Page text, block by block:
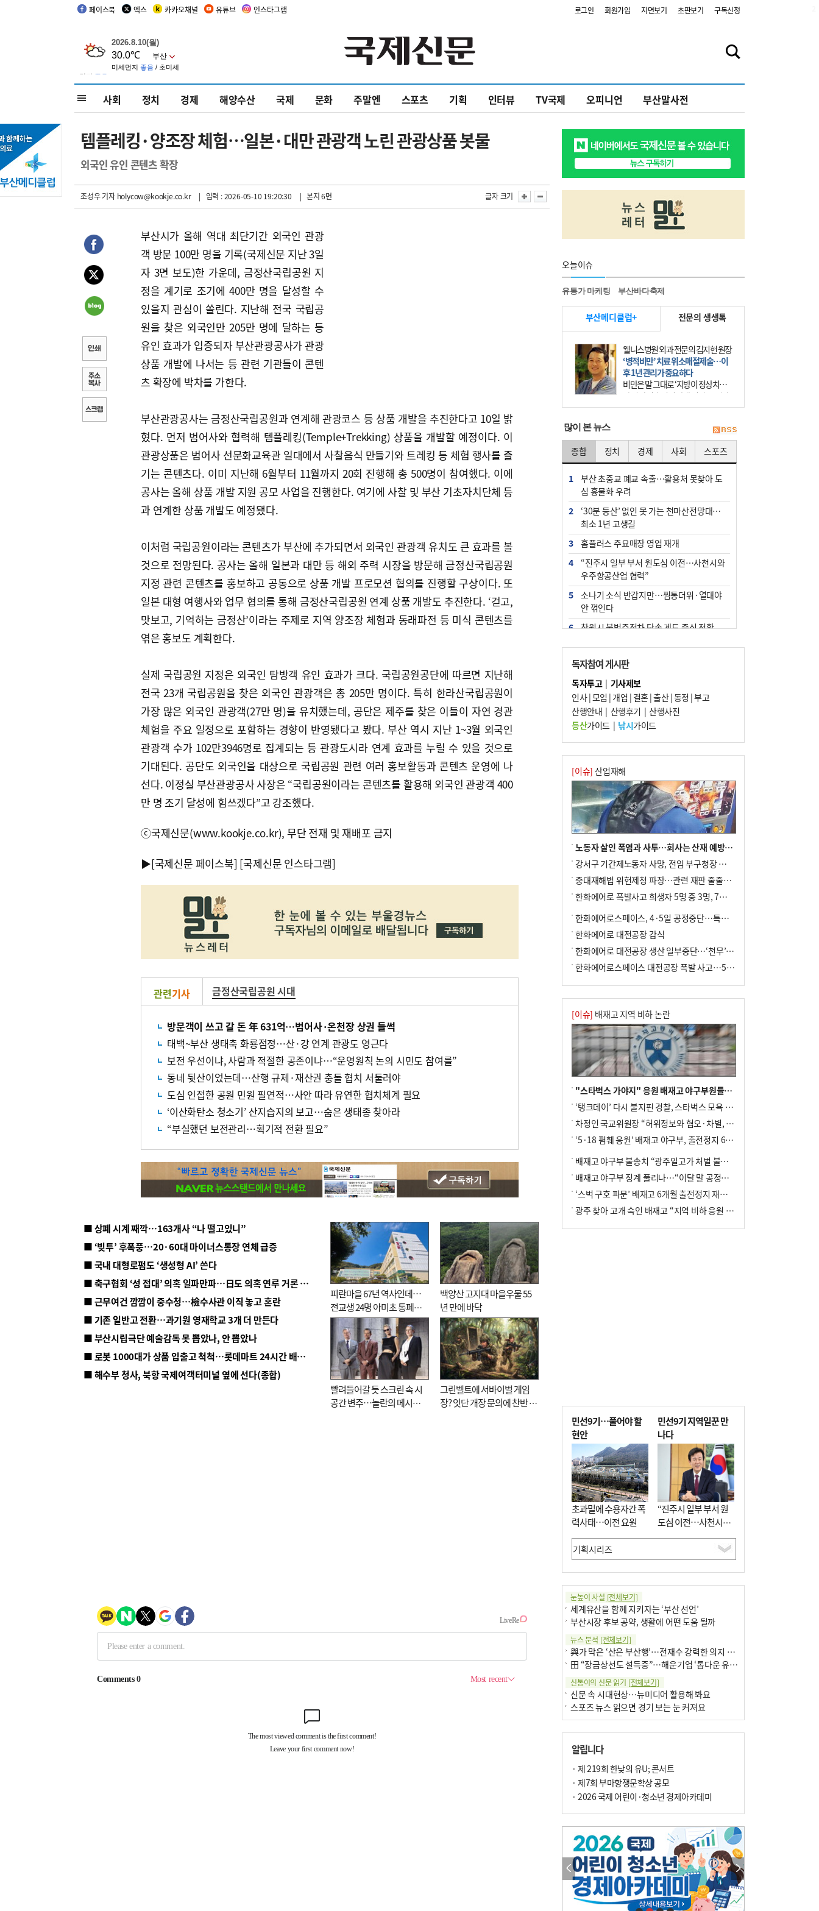
페이스북 엑스 카카오채널 유튜브 인스타그램 로그인 회원가입 지면보기 초판보기 구독신청
사회 정치 경제 해양수산 국제 문화 주말엔 스포츠 기획 인터뷰 TV국제 오피니언 부산말사전
템플레킹·양조장 체험…일본·대만 관광객 노린 관광상품 봇물
외국인 유인 콘텐츠 확장
조성우 기자holycow@kookje.co.kr | 입력 : 2026-05-10 19:20:30 | 본지 6면 글자 크기
부산시가 올해 역대 최단기간 외국인 관광
객 방문 100만 명을 기록(국제신문 지난 3일
자 3면 보도)한 가운데, 금정산국립공원 지
정을 계기로 조기에 400만 명을 달성할 수
있을지 관심이 쏠린다. 지난해 전국 국립공
원을 찾은 외국인만 205만 명에 달하는 등
유인 효과가 입증되자 부산관광공사가 관광
상품 개발에 나서는 등 관련 기관들이 콘텐
츠 확장에 박차를 가한다.
부산관광공사는 금정산국립공원과 연계해 관광코스 등 상품 개발을 추진한다고 10일 밝
혔다. 먼저 범어사와 협력해 템플레킹(Temple+Trekking) 상품을 개발할 예정이다. 이
관광상품은 범어사 선문화교육관 일대에서 사찰음식 만들기와 트레킹 등 체험 행사를 즐
기는 콘텐츠다. 이미 지난해 6월부터 11월까지 20회 진행해 총 500명이 참여했다. 이에
공사는 올해 상품 개발 지원 공모 사업을 진행한다. 여기에 사찰 및 부산 기초자치단체 등
과 연계한 상품 개발도 예정됐다.
이처럼 국립공원이라는 콘텐츠가 부산에 추가되면서 외국인 관광객 유치도 큰 효과를 볼
것으로 전망된다. 공사는 올해 일본과 대만 등 해외 주력 시장을 방문해 금정산국립공원
지정 관련 콘텐츠를 홍보하고 공동으로 상품 개발 프로모션 협의를 진행할 구상이다. 또
일본 대형 여행사와 업무 협의를 통해 금정산국립공원 연계 상품 개발도 추진한다. ‘걷고,
맛보고, 기억하는 금정산’이라는 주제로 지역 양조장 체험과 동래파전 등 미식 콘텐츠를
엮은 홍보도 계획한다.
실제 국립공원 지정은 외국인 탐방객 유인 효과가 크다. 국립공원공단에 따르면 지난해
전국 23개 국립공원을 찾은 외국인 관광객은 총 205만 명이다. 특히 한라산국립공원이
가장 많은 외국인 관광객(27만 명)을 유치했는데, 공단은 제주를 찾은 이들이 자연 경관
체험을 주요 일정으로 포함하는 경향이 반영됐다고 봤다. 부산 역시 지난 1~3월 외국인
관광객 수가 102만3946명로 집계되는 등 관광도시라 연계 효과를 누릴 수 있을 것으로
기대된다. 공단도 외국인을 대상으로 국립공원 관련 여러 홍보활동과 콘텐츠 운영에 나
선다. 이정실 부산관광공사 사장은 “국립공원이라는 콘텐츠를 활용해 외국인 관광객 400
만 명 조기 달성에 힘쓰겠다”고 강조했다.
ⓒ국제신문(www.kookje.co.kr), 무단 전재 및 재배포 금지
▶[국제신문 페이스북] [국제신문 인스타그램]
관련기사 금정산국립공원 시대
방문객이 쓰고 갈 돈 年 631억…범어사·온천장 상권 들썩
태백~부산 생태축 화룡점정…산·강 연계 관광도 영근다
보전 우선이냐, 사람과 적절한 공존이냐…“운영원칙 논의 시민도 참여를”
동네 뒷산이었는데…산행 규제·재산권 충돌 협치 서둘러야
도심 인접한 공원 민원 필연적…사안 따라 유연한 협치체계 필요
‘이산화탄소 청소기’ 산지습지의 보고…숨은 생태종 찾아라
“부실했던 보전관리…획기적 전환 필요”
■ 상폐 시계 째깍…163개사 “나 떨고있니”
■ ‘빚투’ 후폭풍…20·60대 마이너스통장 연체 급증
■ 국내 대형로펌도 ‘생성형 AI’ 쓴다
■ 축구협회 ‘성 접대’ 의혹 일파만파…日도 의혹 연루 거론 심판 2명 조사
■ 근무여건 깜깜이 중수청…檢수사관 이직 놓고 혼란
■ 기존 일반고 전환…과기원 영재학교 3개 더 만든다
■ 부산시립극단 예술감독 못 뽑았나, 안 뽑았나
■ 로봇 1000대가 상품 입출고 척척…롯데마트 24시간 배송 자동화
■ 해수부 청사, 북항 국제여객터미널 옆에 선다(종합)
피란마을 67년 역사인데…
전교생 24명 아미초 통폐합
기로
백양산 고지대 마을우물 55
년 만에 바닥
빨려들어갈 듯 스크린 속 시
공간 변주…놀란의 메시지
그린벨트에 서바이벌 게임
장? 잇단 개장 문의에 찬반 논
오늘이슈
유통가 마케팅 부산바다축제
부산메디클럽+ 전문의 생생톡
웰니스병원 외과 전문의 김지헌 원장
‘병적비만’ 치료 위소매절제술…이
후 1년 관리가 중요하다
비만은 말 그대로 ‘지방이 정상치보
다 더 많이 축적된 상태’이다. 그러나
비만은 더는 외모의 문제에 끝나지 않
많이 본 뉴스
종합 정치 경제 사회 스포츠
1
부산 초중교 폐교 속출…활용처 못찾아 도
심 흉물화 우려
2
‘30분 등산’ 없인 못 가는 천마산전망대…
최소 1년 고생길
3
홈플러스 주요매장 영업 재개
4
“진주시 일부 부서 원도심 이전…사천시와
우주항공산업 협력”
5
소나기 소식 반갑지만…찜통더위·열대야
안 꺾인다
6
창원시 불법주정차 단속 계도 중심 전환
7
엘시티 ‘사무장병원’ 일당 기소…명의 빌려
준 의사는 구속
8
인신매매 탈출하다 다친 외국인, 치료비 폭
탄까지 맞을뻔
9
[와이라노]‘공공기관 지방이전’ 효과 있었
나 살펴보니
10 신고 없이 홍보·모집…민간임대조합 피해
주의보
독자참여 게시판
독자투고| 기사제보
인사|모임 | 개업 | 결혼|출산|동정 |부고
산행안내 | 산행후기 | 산행사진
등산가이드| 낚시가이드
[이슈] 산업재해
노동자 살인 폭염과 사투…회사는 산재 예방·전기료 절감 전력
강서구 기간제노동자 사망, 전임 부구청장 檢 송치
중대재해법 위헌제청 파장…관련 재판 줄줄이 브레이크
한화에어로 폭발사고 희생자 5명 중 3명, 7일 영면
한화에어로스페이스, 4·5일 공정중단…특별 안전점검
한화에어로 대전공장 감식
한화에어로 대전공장 생산 일부중단…‘천무’ 수출 비상
한화에어로스페이스 대전공장 폭발 사고…5명 사망·2명 부상(종합)
[이슈] 배재고 지역 비하 논란
"스타벅스 가야지" 응원 배재고 야구부원들, 학교서 징계 처분
‘탱크데이’ 다시 불지핀 경찰, 스타벅스 모욕 혐의 압수수색
차정인 국교위원장 “허위정보와 혐오·차별, 학교 교실까지 유입"
‘5·18 폄훼 응원’ 배재고 야구부, 출전정지 6개월→1개월 감경
배재고 야구부 불송치 “광주일고가 처벌 불원 의사 표해”
배재고 야구부 징계 풀리나…“이달 말 공정위서 재심의”
‘스벅 구호 파문’ 배재고 6개월 출전정지 재심 신청키로
광주 찾아 고개 숙인 배재고 “지역 비하 응원 잘못”(종합)
민선9기…풀어야 할
현안
초과밀에 수용자간 폭
력사태…이전 요원
민선9기 지역일꾼 만
나다
“진주시 일부 부서 원
도심 이전…사천시와
우주항공산업 협력”
눈높이 사설 [전체보기]
세계유산을 함께 지키자는 ‘부산 선언’
부산시장 후보 공약, 생활에 어떤 도움 될까
뉴스 분석 [전체보기]
與가 막은 ‘산은 부산행’…전재수 강력한 의지 표명 없인 공염불
田 “장금상선도 설득중”…해운기업 ‘톱다운 유치전’ 가속
신통이의 신문 읽기 [전체보기]
신문 속 시대현상…뉴미디어 활용해 봐요
스포츠 뉴스 읽으면 경기 보는 눈 커져요
구·군 승진 축하화분 관행 없애자니 소상공인 울상
팩트체크[전체보기]
의령 한우산 털중나리
한 손 뉴스[전체보기]
고향사랑기부제 세액공제, 내년부터 최대 560만 원
시민이 개발한 폭염 대응 앱 ‘그늘로’ 길안내 지도 등 인기
오늘의 날씨-[전체보기]
오늘의 날씨- 2026년 8월 10일
알립니다
· 제 219회 한낮의 유U; 콘서트
· 제7회 부마항쟁문학상 공모
· 2026 국제 어린이·청소년 경제아카데미